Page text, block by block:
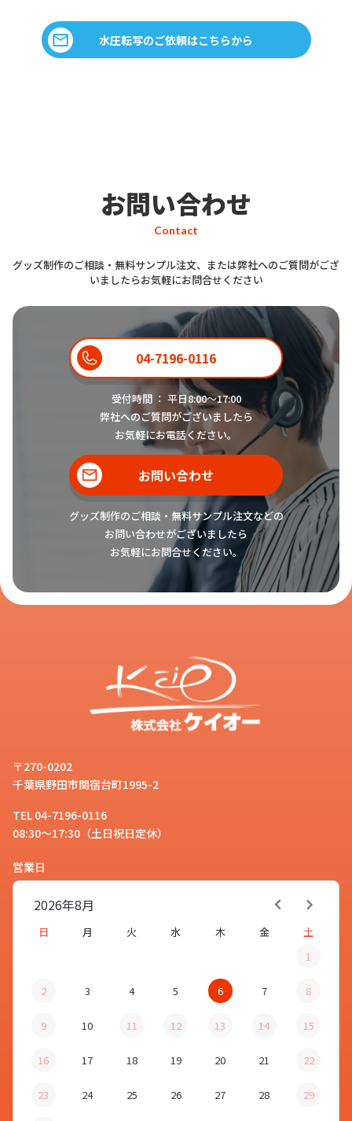
水圧転写のご依頼はこちらから
お問い合わせ
Contact
グッズ制作のご相談・無料サンプル注文、または弊社へのご質問がござ
いましたらお気軽にお問合せください
04-7196-0116
受付時間 ： 平日8:00〜17:00
弊社へのご質問がございましたら
お気軽にお電話ください。
お問い合わせ
グッズ制作のご相談・無料サンプル注文などの
お問い合わせがございましたら
お気軽にお問合せください。
〒270-0202
千葉県野田市関宿台町1995-2
TEL 04-7196-0116
08:30～17:30（土日祝日定休）
営業日
8月
2026年
日 月 火 水 木 金
土
1
2 3 4 5 6 7 8
9 10 11 12 13 14 15
16 17 18 19 20 21 22
23 24 25 26 27 28 29